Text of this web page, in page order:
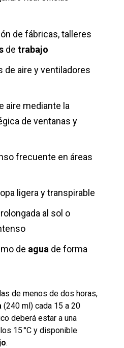
de fábricas, talleres
de trabajo
de aire y ventiladores
aire mediante la
de ventanas y
frecuente en áreas
ligera ytranspirable
al sol o
de agua de forma
de menos de dos horas,
(240 ml) cada 15 a 20
deberá estar a una
15 °C y disponible
.